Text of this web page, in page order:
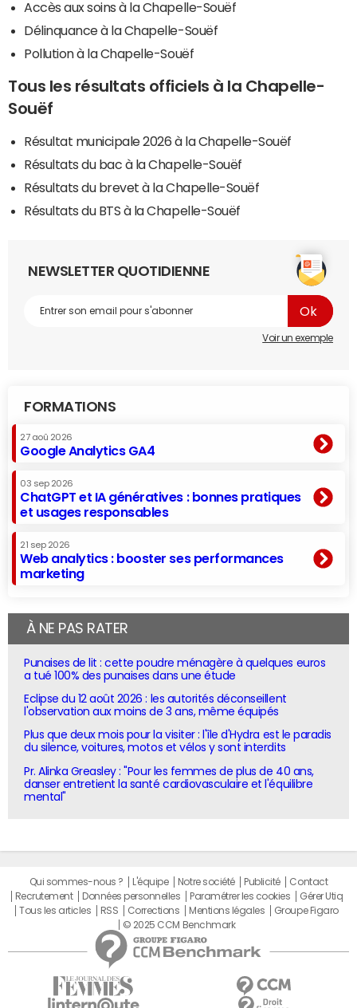
Accès aux soins à la Chapelle-Souëf
Délinquance à la Chapelle-Souëf
Pollution à la Chapelle-Souëf
Tous les résultats officiels à la Chapelle-
Souëf
Résultat municipale 2026 à la Chapelle-Souëf
Résultats du bac à la Chapelle-Souëf
Résultats du brevet à la Chapelle-Souëf
Résultats du BTS à la Chapelle-Souëf
NEWSLETTER QUOTIDIENNE
Voir un exemple
FORMATIONS
27 aoû 2026
Google Analytics GA4
03 sep 2026
ChatGPT et IA génératives : bonnes pratiques
et usages responsables
21 sep 2026
Web analytics : booster ses performances
marketing
À NE PAS RATER
Punaises de lit : cette poudre ménagère à quelques euros
a tué 100% des punaises dans une étude
Eclipse du 12 août 2026 : les autorités déconseillent
l'observation aux moins de 3 ans, même équipés
Plus que deux mois pour la visiter : l'île d'Hydra est le paradis
du silence, voitures, motos et vélos y sont interdits
Pr. Alinka Greasley : "Pour les femmes de plus de 40 ans,
danser entretient la santé cardiovasculaire et l'équilibre
mental"
Qui sommes-nous ? L'équipe Notre société Publicité
Contact
Recrutement
Données personnelles Paramétrer les cookies
Gérer Utiq
Tous les articles
RSS Corrections Mentions légales
Groupe Figaro
© 2025 CCM Benchmark